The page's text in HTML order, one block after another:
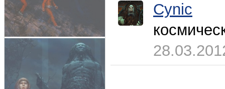
Cynic